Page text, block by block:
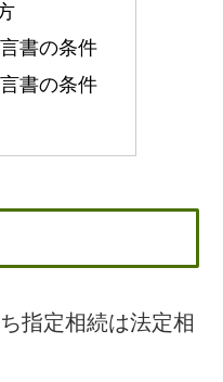
書の条件
書の条件
指定相続は法定相